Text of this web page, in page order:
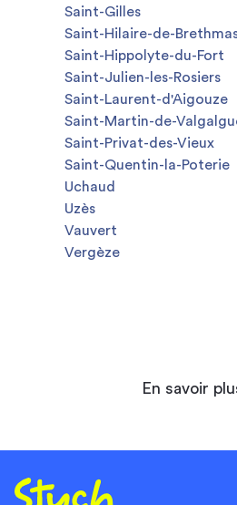
Saint-Gilles
Saint-Hilaire-de-
Saint-Hippolyte-du-Fort
Saint-Julien-les-Rosiers
Saint-Laurent-d'Aigouze
Saint-Martin-de-
Saint-Privat-des-Vieux
Saint-Quentin-la-Poterie
Uchaud
Uzès
Vauvert
Vergèze
En savoir